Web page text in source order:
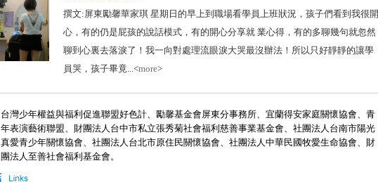
撰文:屏東勵馨華家琪 星期日的早上到職場看學員上班狀況，孩子們看到我很開
心，有的仍是屁孩的說話模式，有的開心分享就 業心得，有的多聊幾句就忽然
聊到心裏去落淚了！我一向對處理流眼淚大哭最沒辦法！所以只好靜靜的讓學
員哭，孩子畢竟...<more>
台灣少年權益與福利促進聯盟好色計、勵馨基金會屏東分事務所、宜蘭得安家庭關懷協會、青
年表演藝術聯盟、財團法人台中市私立張秀菊社會福利慈善事業基金會、社團法人台南市陽光
真愛青少年關懷協會、社團法人台北市原住民關懷協會、社團法人中華民國牧愛生命協會、財
團法人至善社會福利基金會。